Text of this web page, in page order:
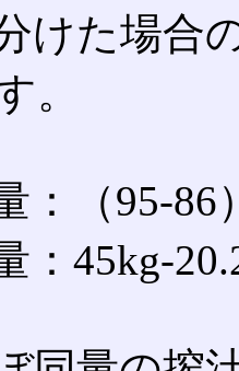
けた場合
。
（95-86）
45kg-